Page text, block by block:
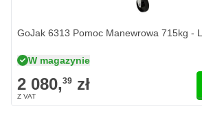
Odpowiednia do opon
Objęta 2-letnią gwarancją producenta
GoJak 6313 Pomoc Manewrowa 715kg -
W magazynie
2 080,39 zł